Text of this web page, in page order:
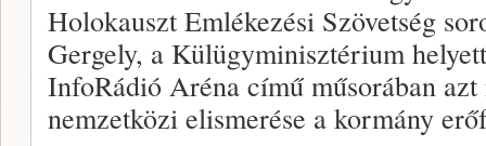
Holokauszt Emlékezési Szövetség
Gergely, a Külügyminisztérium
InfoRádió Aréna című műsorában
nemzetközi elismerése a kormány